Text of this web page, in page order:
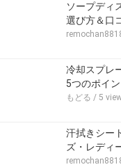
ソープディ
選び方＆口
冷却スプレ
5つのポイ
もどる / 5
汗拭きシー
ズ・レディ